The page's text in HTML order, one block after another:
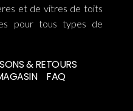
et de vitres de toits
pour tous types de
& RETOURS
FAQ